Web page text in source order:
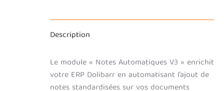
Description
Le module « Notes Automatiques V3 » enrichit
votre ERP Dolibarr en automatisant l’ajout de
notes standardisées sur vos documents